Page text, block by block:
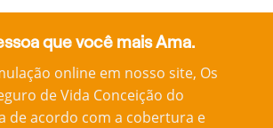
que você mais Ama.
online em nosso site, Os
de Vida Conceição do
de acordo com a cobertura e